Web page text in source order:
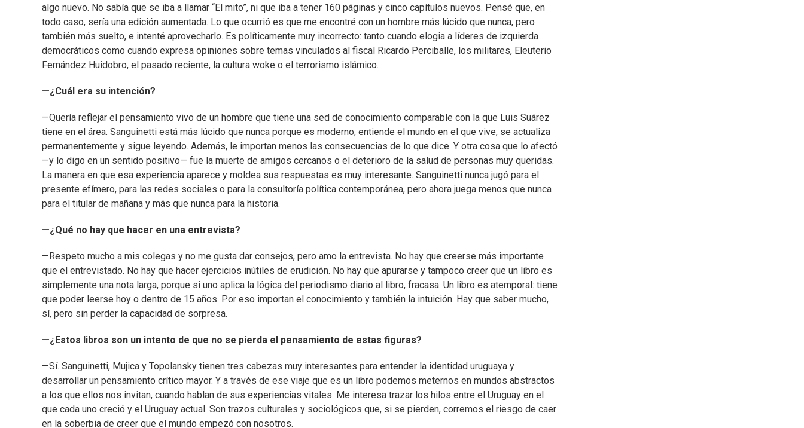
algo nuevo. No sabía que se iba a llamar “El mito”, ni que iba a tener 160 páginas y cinco capítulos nuevos. Pensé que, en
todo caso, sería una edición aumentada. Lo que ocurrió es que me encontré con un hombre más lúcido que nunca, pero
también más suelto, e intenté aprovecharlo. Es políticamente muy incorrecto: tanto cuando elogia a líderes de izquierda
democráticos como cuando expresa opiniones sobre temas vinculados al fiscal Ricardo Perciballe, los militares, Eleuterio
Fernández Huidobro, el pasado reciente, la cultura woke o el terrorismo islámico.
—¿Cuál era su intención?
—Quería reflejar el pensamiento vivo de un hombre que tiene una sed de conocimiento comparable con la que Luis Suárez
tiene en el área. Sanguinetti está más lúcido que nunca porque es moderno, entiende el mundo en el que vive, se actualiza
permanentemente y sigue leyendo. Además, le importan menos las consecuencias de lo que dice. Y otra cosa que lo afectó
—y lo digo en un sentido positivo— fue la muerte de amigos cercanos o el deterioro de la salud de personas muy queridas.
La manera en que esa experiencia aparece y moldea sus respuestas es muy interesante. Sanguinetti nunca jugó para el
presente efímero, para las redes sociales o para la consultoría política contemporánea, pero ahora juega menos que nunca
para el titular de mañana y más que nunca para la historia.
—¿Qué no hay que hacer en una entrevista?
—Respeto mucho a mis colegas y no me gusta dar consejos, pero amo la entrevista. No hay que creerse más importante
que el entrevistado. No hay que hacer ejercicios inútiles de erudición. No hay que apurarse y tampoco creer que un libro es
simplemente una nota larga, porque si uno aplica la lógica del periodismo diario al libro, fracasa. Un libro es atemporal: tiene
que poder leerse hoy o dentro de 15 años. Por eso importan el conocimiento y también la intuición. Hay que saber mucho,
sí, pero sin perder la capacidad de sorpresa.
—¿Estos libros son un intento de que no se pierda el pensamiento de estas figuras?
—Sí. Sanguinetti, Mujica y Topolansky tienen tres cabezas muy interesantes para entender la identidad uruguaya y
desarrollar un pensamiento crítico mayor. Y a través de ese viaje que es un libro podemos meternos en mundos abstractos
a los que ellos nos invitan, cuando hablan de sus experiencias vitales. Me interesa trazar los hilos entre el Uruguay en el
que cada uno creció y el Uruguay actual. Son trazos culturales y sociológicos que, si se pierden, corremos el riesgo de caer
en la soberbia de creer que el mundo empezó con nosotros.